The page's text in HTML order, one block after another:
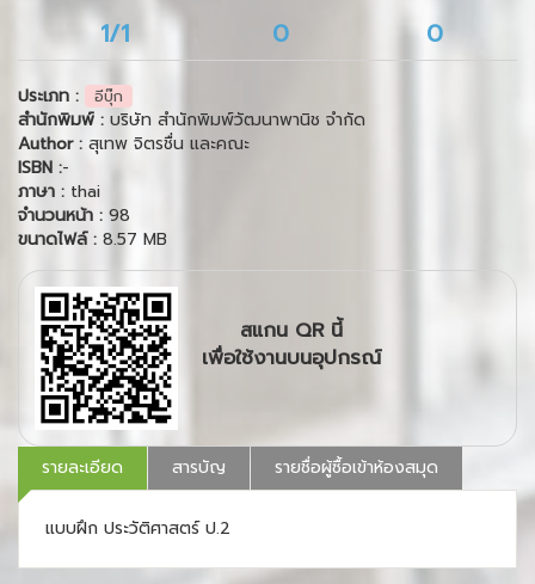
1/1
0 0
ประเภท : อีบุ๊ก
สำนักพิมพ์ : บริษัท สำนักพิมพ์วัฒนาพานิช จำกัด
Author : สุเทพ จิตรชื่น และคณะ
ISBN :-
ภาษา : thai
จำนวนหน้า : 98
ขนาดไฟล์ : 8.57 MB
สแกน QR นี้
เพื่อใช้งานบนอุปกรณ์
รายละเอียด สารบัญ รายชื่อผู้ซื้อเข้าห้องสมุด
แบบฝึก ประวัติศาสตร์ ป.2